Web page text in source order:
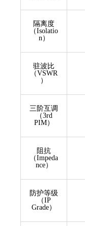
隔离度
（Isolatio
n）
驻波比
（VSWR
）
三阶互调
（3rd
PIM）
阻抗
（Impeda
nce）
防护等级
（IP
Grade）